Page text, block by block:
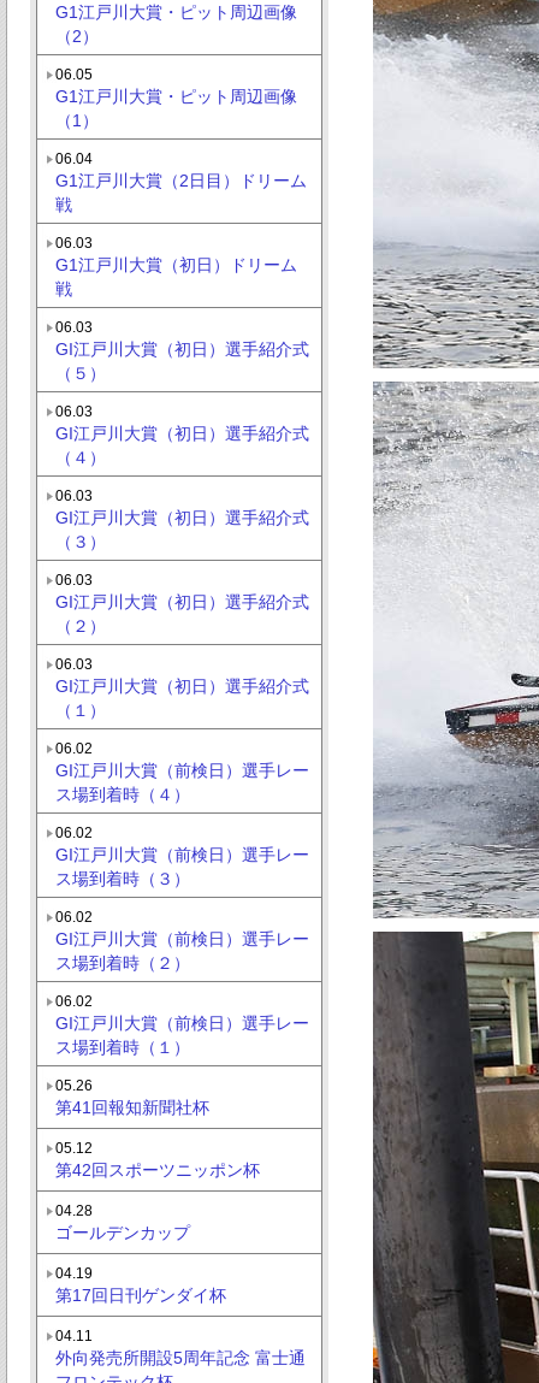
G1江戸川大賞・ピット周辺画像
（2）
06.05
G1江戸川大賞・ピット周辺画像
（1）
06.04
G1江戸川大賞（2日目）ドリーム
戦
06.03
G1江戸川大賞（初日）ドリーム
戦
06.03
GI江戸川大賞（初日）選手紹介式
（５）
06.03
GI江戸川大賞（初日）選手紹介式
（４）
06.03
GI江戸川大賞（初日）選手紹介式
（３）
06.03
GI江戸川大賞（初日）選手紹介式
（２）
06.03
GI江戸川大賞（初日）選手紹介式
（１）
06.02
GI江戸川大賞（前検日）選手レー
ス場到着時（４）
06.02
GI江戸川大賞（前検日）選手レー
ス場到着時（３）
06.02
GI江戸川大賞（前検日）選手レー
ス場到着時（２）
06.02
GI江戸川大賞（前検日）選手レー
ス場到着時（１）
05.26
第41回報知新聞社杯
05.12
第42回スポーツニッポン杯
04.28
ゴールデンカップ
04.19
第17回日刊ゲンダイ杯
04.11
外向発売所開設5周年記念 富士通